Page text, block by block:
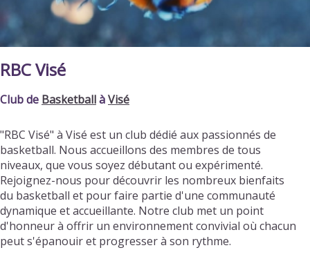
RBC Visé
Club de BasketballàVisé
"RBC Visé" à Visé est un club dédié aux passionnés de
basketball. Nous accueillons des membres de tous
niveaux, que vous soyez débutant ou expérimenté.
Rejoignez-nous pour découvrir les nombreux bienfaits
du basketball et pour faire partie d'une communauté
dynamique et accueillante. Notre club met un point
d'honneur à offrir un environnement convivial où chacun
peut s'épanouir et progresser à son rythme.